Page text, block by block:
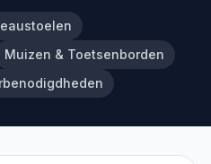
Muizen & Toetsenborden